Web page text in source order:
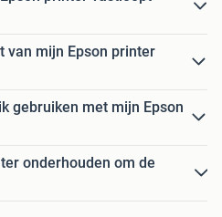
van mijn Epson printer
gebruiken met mijn Epson
onderhouden om de